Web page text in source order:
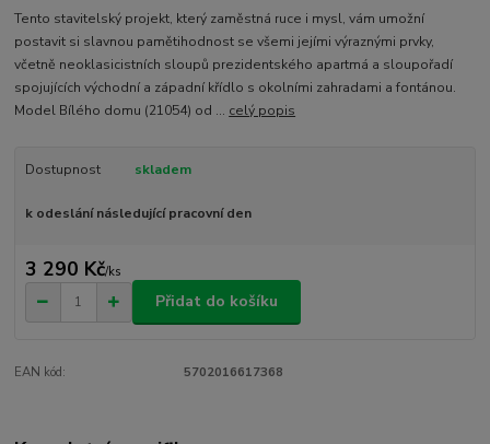
Tento stavitelský projekt, který zaměstná ruce i mysl, vám umožní
postavit si slavnou pamětihodnost se všemi jejími výraznými prvky,
včetně neoklasicistních sloupů prezidentského apartmá a sloupořadí
spojujících východní a západní křídlo s okolními zahradami a fontánou.
Model Bílého domu (21054) od ... celý popis
Dostupnost skladem
k odeslání následující pracovní den
3 290 Kč/ks
Přidat do košíku
EAN kód: 5702016617368